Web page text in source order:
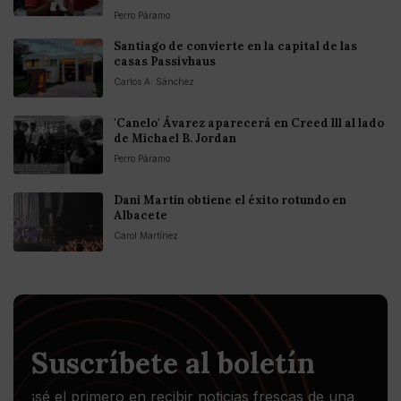
Perro Páramo
Santiago de convierte en la capital de las
casas Passivhaus
Carlos A. Sánchez
'Canelo' Ávarez aparecerá en Creed lll al lado
de Michael B. Jordan
Perro Páramo
Dani Martín obtiene el éxito rotundo en
Albacete
Carol Martínez
Suscríbete al boletín
¡sé el primero en recibir noticias frescas de una